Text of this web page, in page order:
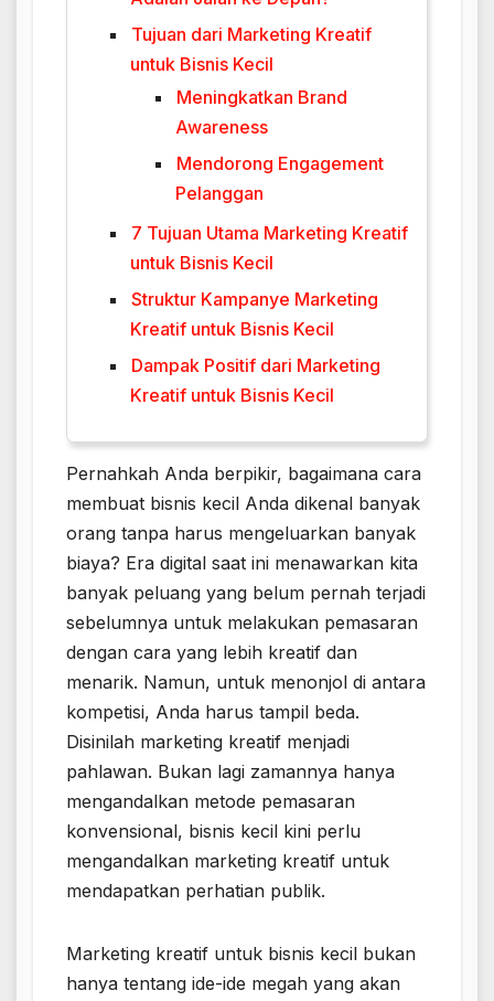
Tujuan dari Marketing Kreatif
untuk Bisnis Kecil
Meningkatkan Brand
Awareness
Mendorong Engagement
Pelanggan
7 Tujuan Utama Marketing Kreatif
untuk Bisnis Kecil
Struktur Kampanye Marketing
Kreatif untuk Bisnis Kecil
Dampak Positif dari Marketing
Kreatif untuk Bisnis Kecil
Pernahkah Anda berpikir, bagaimana cara
membuat bisnis kecil Anda dikenal banyak
orang tanpa harus mengeluarkan banyak
biaya? Era digital saat ini menawarkan kita
banyak peluang yang belum pernah terjadi
sebelumnya untuk melakukan pemasaran
dengan cara yang lebih kreatif dan
menarik. Namun, untuk menonjol di antara
kompetisi, Anda harus tampil beda.
Disinilah marketing kreatif menjadi
pahlawan. Bukan lagi zamannya hanya
mengandalkan metode pemasaran
konvensional, bisnis kecil kini perlu
mengandalkan marketing kreatif untuk
mendapatkan perhatian publik.
Marketing kreatif untuk bisnis kecil bukan
hanya tentang ide-ide megah yang akan